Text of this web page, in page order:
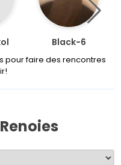
Black-6
pour faire des rencontres